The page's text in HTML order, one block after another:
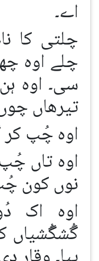
اے۔
چلتی کا
چلے اوہ
سی۔ اوہ
تیرھاں
اوہ چُپ کر
اوہ تاں
نوں کون
اوہ اک
گُشگُشیاں